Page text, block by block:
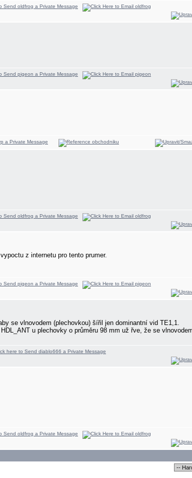
z internetu pro tento prumer.
se vlnovodem (plechovkou) šířil jen dominantní vid TE1,1.
u plechovky o průměru 98 mm už řve, že se